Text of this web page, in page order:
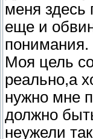
меня здесь
еще и
понимания.
Моя цель
реально,а
нужно мне
должно
неужели